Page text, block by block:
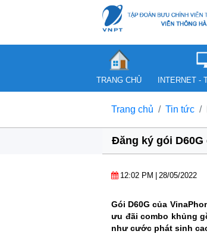
TRANG CHỦ INTERNET -
Trang chủ Tin tức
Đăng ký gói D60G
12:02 PM 28/05/2022
Gói D60G của
ưu đãi combo khủng
như cước phát sinh